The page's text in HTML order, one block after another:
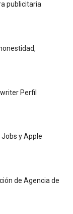
publicitaria
Perfil
y Apple
de Agencia de